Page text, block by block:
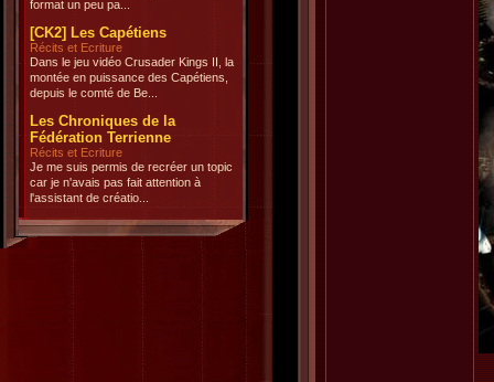
format un peu pa...
[CK2] Les Capétiens
Récits et Ecriture
Dans le jeu vidéo Crusader Kings II, la
montée en puissance des Capétiens,
depuis le comté de Be...
Les Chroniques de la
Fédération Terrienne
Récits et Ecriture
Je me suis permis de recréer un topic
car je n'avais pas fait attention à
l'assistant de créatio...